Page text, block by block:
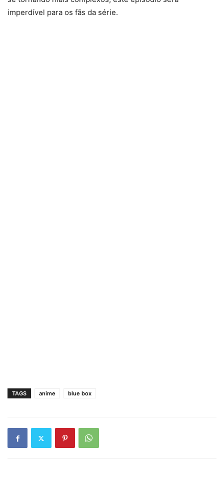
imperdível para os fãs da série.
TAGS anime blue box